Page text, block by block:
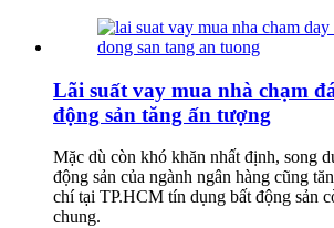
Lãi suất vay mua nhà chạm
động sản tăng ấn tượng
Mặc dù còn khó khăn nhất định, song
động sản của ngành ngân hàng cũng
chí tại TP.HCM tín dụng bất động sản
chung.